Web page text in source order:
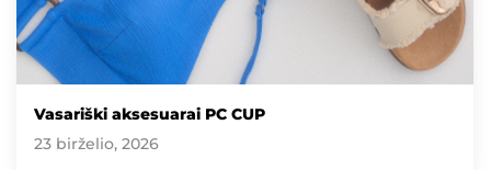
Vasariški aksesuarai PC CUP
23 birželio, 2026